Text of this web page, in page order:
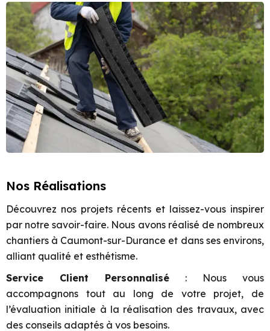
Nos Réalisations
Découvrez nos projets récents et laissez-vous inspirer
par notre savoir-faire. Nous avons réalisé de nombreux
chantiers à Caumont-sur-Durance et dans ses environs,
alliant qualité et esthétisme.
Service Client Personnalisé : Nous vous
accompagnons tout au long de votre projet, de
l’évaluation initiale à la réalisation des travaux, avec
des conseils adaptés à vos besoins.